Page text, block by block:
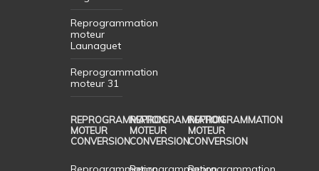
Reprogrammation
moteur
Launaguet
Reprogrammation
moteur 31
REPROGRAMMATION
MOTEUR
CONVERSION
REPROGRAMMATION
MOTEUR
CONVERSION
REPROGRAMMATION
MOTEUR
CONVERSION